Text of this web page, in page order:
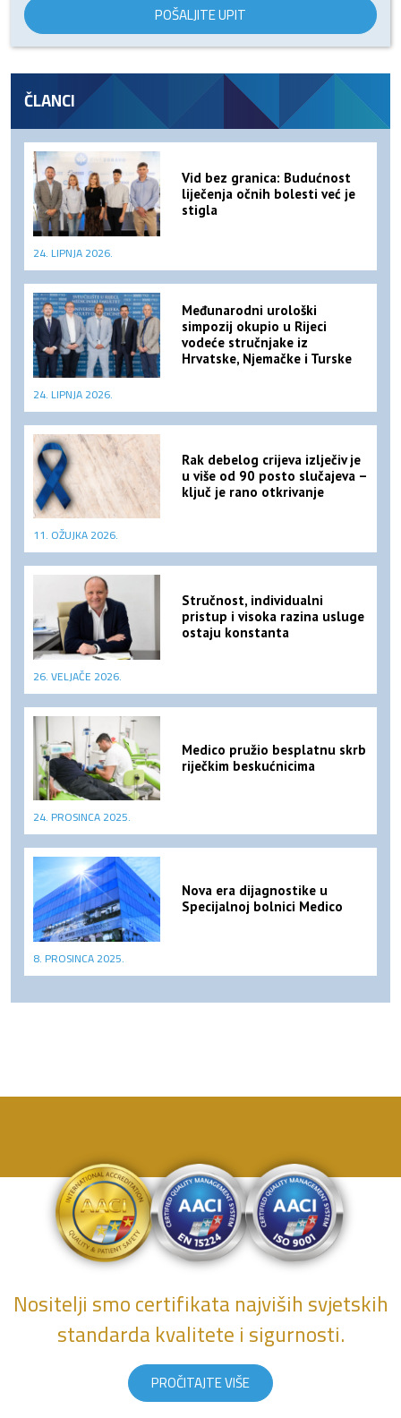
POŠALJITE UPIT
ČLANCI
Vid bez granica: Budućnost
liječenja očnih bolesti već je
stigla
24. LIPNJA 2026.
Međunarodni urološki
simpozij okupio u Rijeci
vodeće stručnjake iz
Hrvatske, Njemačke i Turske
24. LIPNJA 2026.
Rak debelog crijeva izlječiv je
u više od 90 posto slučajeva –
ključ je rano otkrivanje
11. OŽUJKA 2026.
Stručnost, individualni
pristup i visoka razina usluge
ostaju konstanta
26. VELJAČE 2026.
Medico pružio besplatnu skrb
riječkim beskućnicima
24. PROSINCA 2025.
Nova era dijagnostike u
Specijalnoj bolnici Medico
8. PROSINCA 2025.
Nositelji smo certifikata najviših svjetskih
standarda kvalitete i sigurnosti.
PROČITAJTE VIŠE